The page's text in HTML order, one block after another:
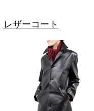
レザーコート